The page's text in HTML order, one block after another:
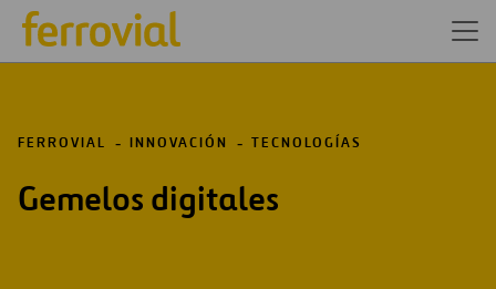
FERROVIAL INNOVACIÓN TECNOLOGÍAS
Gemelos digitales